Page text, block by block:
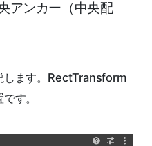
アンカー（中央配
します。RectTransform
す。